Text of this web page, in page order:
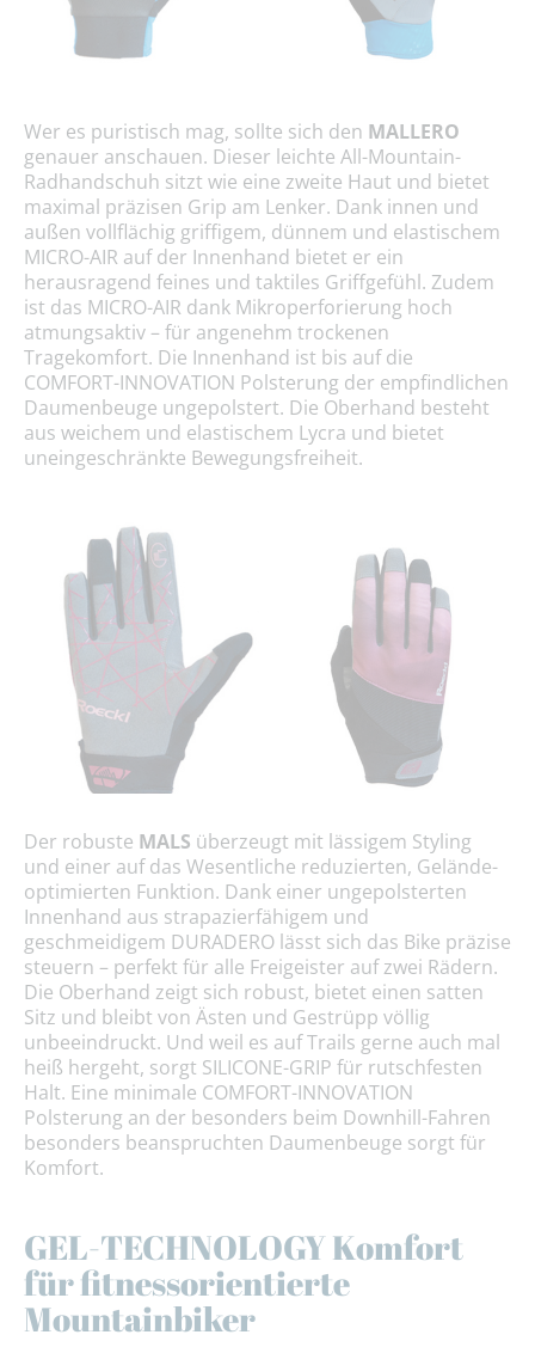
Wer es puristisch mag, sollte sich den MALLERO
genauer anschauen. Dieser leichte All-Mountain-
Radhandschuh sitzt wie eine zweite Haut und bietet
maximal präzisen Grip am Lenker. Dank innen und
außen vollflächig griffigem, dünnem und elastischem
MICRO-AIR auf der Innenhand bietet er ein
herausragend feines und taktiles Griffgefühl. Zudem
ist das MICRO-AIR dank Mikroperforierung hoch
atmungsaktiv – für angenehm trockenen
Tragekomfort. Die Innenhand ist bis auf die
COMFORT-INNOVATION Polsterung der empfindlichen
Daumenbeuge ungepolstert. Die Oberhand besteht
aus weichem und elastischem Lycra und bietet
uneingeschränkte Bewegungsfreiheit.
Der robuste MALS überzeugt mit lässigem Styling
und einer auf das Wesentliche reduzierten, Gelände-
optimierten Funktion. Dank einer ungepolsterten
Innenhand aus strapazierfähigem und
geschmeidigem DURADERO lässt sich das Bike präzise
steuern – perfekt für alle Freigeister auf zwei Rädern.
Die Oberhand zeigt sich robust, bietet einen satten
Sitz und bleibt von Ästen und Gestrüpp völlig
unbeeindruckt. Und weil es auf Trails gerne auch mal
heiß hergeht, sorgt SILICONE-GRIP für rutschfesten
Halt. Eine minimale COMFORT-INNOVATION
Polsterung an der besonders beim Downhill-Fahren
besonders beanspruchten Daumenbeuge sorgt für
Komfort.
GEL-TECHNOLOGY Komfort
für fitnessorientierte
Mountainbiker